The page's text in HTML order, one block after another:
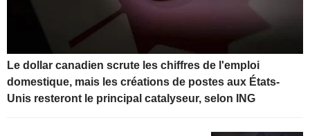
Le dollar canadien scrute les chiffres de l'emploi
domestique, mais les créations de postes aux États-
Unis resteront le principal catalyseur, selon ING